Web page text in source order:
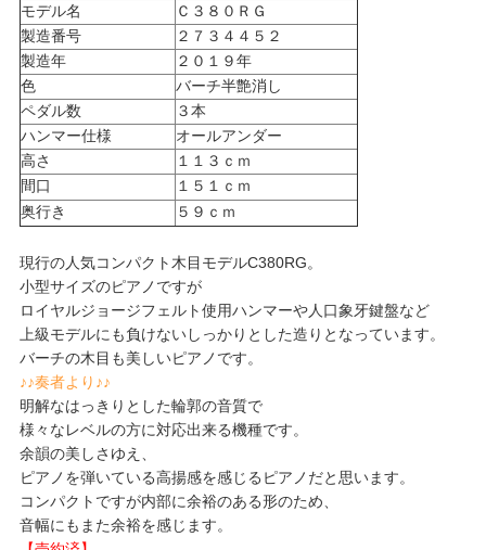
モデル名
Ｃ３８０ＲＧ
製造番号
２７３４４５２
製造年
２０１９年
色
バーチ半艶消し
ペダル数
３本
ハンマー仕様
オールアンダー
高さ
１１３ｃｍ
間口
１５１ｃｍ
奥行き
５９ｃｍ
現行の人気コンパクト木目モデルC380RG。
小型サイズのピアノですが
ロイヤルジョージフェルト使用ハンマーや人口象牙鍵盤など
上級モデルにも負けないしっかりとした造りとなっています。
バーチの木目も美しいピアノです。
♪♪奏者より♪♪
明解なはっきりとした輪郭の音質で
様々なレベルの方に対応出来る機種です。
余韻の美しさゆえ、
ピアノを弾いている高揚感を感じるピアノだと思います。
コンパクトですが内部に余裕のある形のため、
音幅にもまた余裕を感じます。